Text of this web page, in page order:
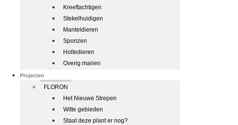
Kreeftachtigen
Stekelhuidigen
Manteldieren
Sponzen
Holtedieren
Overig marien
Projecten
FLORON
Het Nieuwe Strepen
Witte gebieden
Staat deze plant er nog?